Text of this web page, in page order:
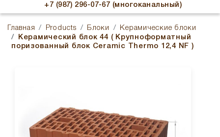
+7 (987) 296-07-67 (многоканальный)
Главная Products Блоки
Керамические блоки
Керамический блок 44 ( Крупноформатный
поризованный блок Ceramic Thermo 12,4 NF )